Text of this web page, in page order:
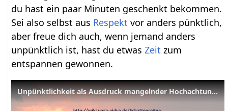
du hast ein paar Minuten geschenkt bekommen.
Sei also selbst aus Respekt vor anders pünktlich,
aber freue dich auch, wenn jemand anders
unpünktlich ist, hast du etwasZeit zum
entspannen gewonnen.
Unpünktlichkeit als Ausdruck mangelnder Hochachtung - Geschickter Umgang mit sich selbst